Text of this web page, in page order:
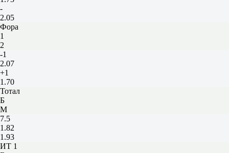
-
2.05
Фора
1
2
-1
2.07
+1
1.70
Тотал
Б
М
7.5
1.82
1.93
ИТ 1